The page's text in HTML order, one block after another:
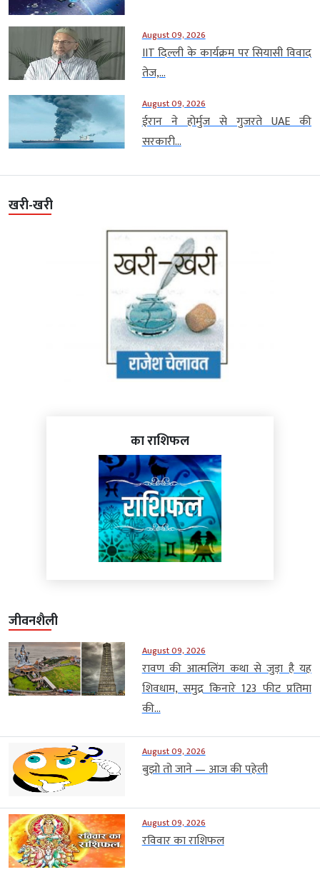
August 09, 2026
IIT दिल्ली के कार्यक्रम पर सियासी विवाद
तेज,...
August 09, 2026
ईरान ने होर्मुज से गुजरते UAE की
सरकारी...
खरी-खरी
का राशिफल
जीवनशैली
August 09, 2026
रावण की आत्मलिंग कथा से जुड़ा है यह
शिवधाम, समुद्र किनारे 123 फीट प्रतिमा
की...
August 09, 2026
बुझो तो जाने — आज की पहेली
August 09, 2026
रविवार का राशिफल